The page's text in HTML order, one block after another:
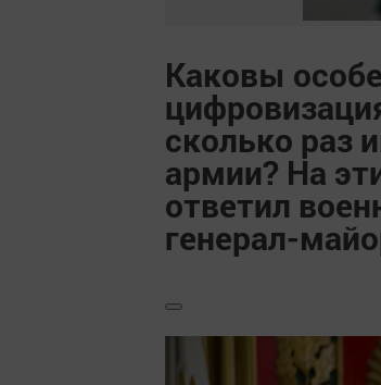
Каковы
сколько раз
армии? На
ответил
генерал-